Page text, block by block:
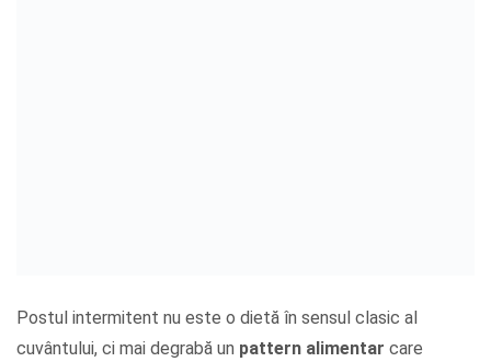
Postul intermitent nu este o dietă în sensul clasic al
cuvântului, ci mai degrabă un pattern alimentar care